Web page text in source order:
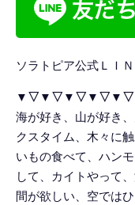
ソラトピア公式ＬＩ
海が好き、山が好き
クスタイム、木々に
いもの食べて、ハン
して、カイトやって
間が欲しい、空では